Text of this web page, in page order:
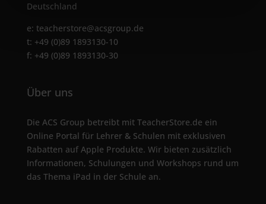
Deutschland
e: teacherstore@acsgroup.de
t: +49 (0)89 1893130-10
f: +49 (0)89 1893130-30
Über uns
Die ACS Group betreibt mit TeacherStore.de ein
Online Portal für Lehrer & Schulen mit exklusiven
Rabatten auf Apple Produkte. Wir bieten zusätzlich
Informationen, Schulungen und Workshops rund um
das Thema iPad in der Schule an.